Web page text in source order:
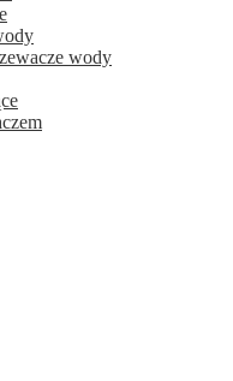
wody